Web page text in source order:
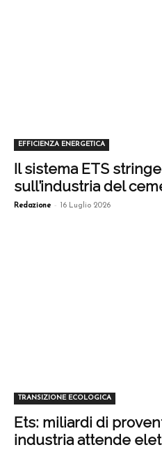
EFFICIENZA ENERGETICA
Il sistema ETS
sull’industria del
Redazione - 16 Luglio 2026
TRANSIZIONE ECOLOGICA
Ets: miliardi di
industria attende